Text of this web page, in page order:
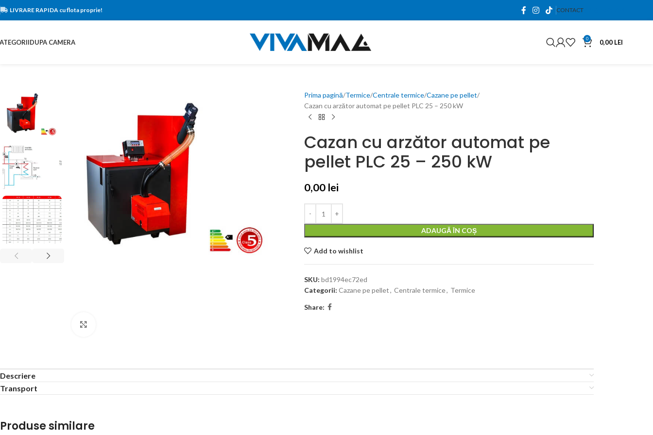
LIVRARE RAPIDA cu flota proprie! CONTACT0765.663.761
DUPA CAMERA 0 0,00 LEI
Prima pagină Termice Centrale termice Cazane pe pellet
Cazan cu arzător automat pe pellet PLC 25 – 250 kW
Cazan cu arzător automat pe
pellet PLC 25 – 250 kW
0,00 lei
ADAUGĂ ÎN COȘ
Add to wishlist
SKU: bd1994ec72ed
Categorii: Cazane pe pellet, Centrale termice, Termice
Share:
Descriere
Transport
Produse similare